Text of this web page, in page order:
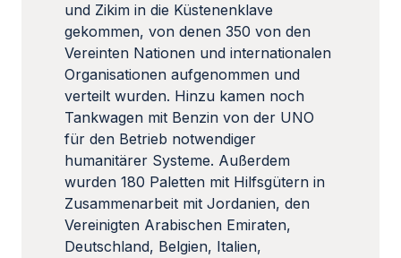
und Zikim in die Küstenenklave
gekommen, von denen 350 von den
Vereinten Nationen und internationalen
Organisationen aufgenommen und
verteilt wurden. Hinzu kamen noch
Tankwagen mit Benzin von der UNO
für den Betrieb notwendiger
humanitärer Systeme. Außerdem
wurden 180 Paletten mit Hilfsgütern in
Zusammenarbeit mit Jordanien, den
Vereinigten Arabischen Emiraten,
Deutschland, Belgien, Italien,